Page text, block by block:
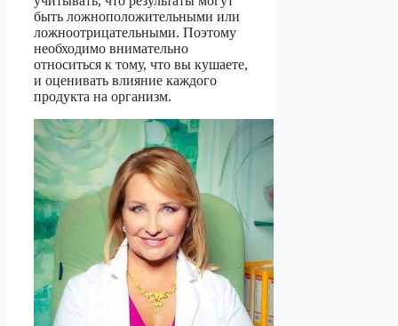
быть ложноположительными или
ложноотрицательными. Поэтому
необходимо внимательно
относиться к тому, что вы кушаете,
и оценивать влияние каждого
продукта на организм.